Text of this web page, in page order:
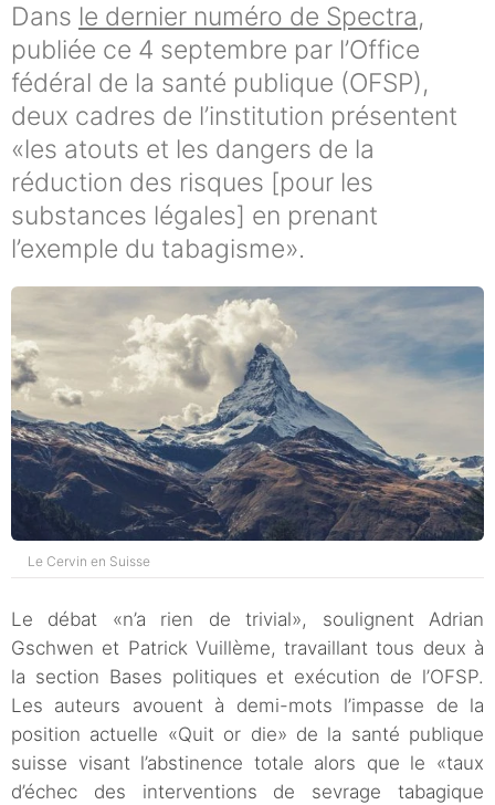
Dans le dernier numéro de Spectra,
publiée ce 4 septembre par l’Office
fédéral de la santé publique (OFSP),
deux cadres de l’institution présentent
«les atouts et les dangers de la
réduction des risques [pour les
substances légales] en prenant
l’exemple du tabagisme».
Le Cervin en Suisse
Le débat «n’a rien de trivial», soulignent Adrian
Gschwen et Patrick Vuillème, travaillant tous deux à
la section Bases politiques et exécution de l’OFSP.
Les auteurs avouent à demi-mots l’impasse de la
position actuelle «Quit or die» de la santé publique
suisse visant l’abstinence totale alors que le «taux
d’échec des interventions de sevrage tabagique